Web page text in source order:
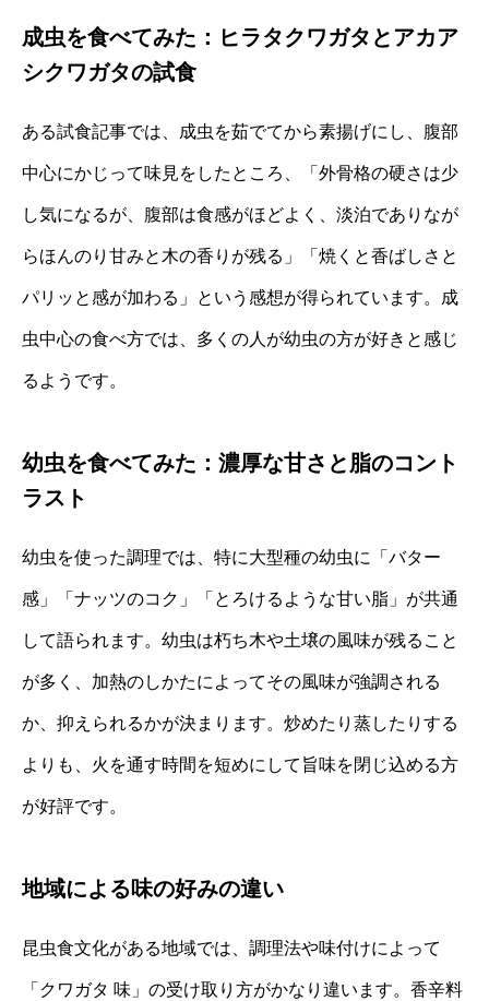
成虫を食べてみた：ヒラタクワガタとアカア
シクワガタの試食
ある試食記事では、成虫を茹でてから素揚げにし、腹部
中心にかじって味見をしたところ、「外骨格の硬さは少
し気になるが、腹部は食感がほどよく、淡泊でありなが
らほんのり甘みと木の香りが残る」「焼くと香ばしさと
パリッと感が加わる」という感想が得られています。成
虫中心の食べ方では、多くの人が幼虫の方が好きと感じ
るようです。
幼虫を食べてみた：濃厚な甘さと脂のコント
ラスト
幼虫を使った調理では、特に大型種の幼虫に「バター
感」「ナッツのコク」「とろけるような甘い脂」が共通
して語られます。幼虫は朽ち木や土壌の風味が残ること
が多く、加熱のしかたによってその風味が強調される
か、抑えられるかが決まります。炒めたり蒸したりする
よりも、火を通す時間を短めにして旨味を閉じ込める方
が好評です。
地域による味の好みの違い
昆虫食文化がある地域では、調理法や味付けによって
「クワガタ 味」の受け取り方がかなり違います。香辛料